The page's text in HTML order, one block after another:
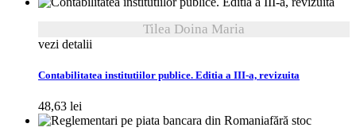
Tilea Doina Maria
vezi detalii
Contabilitatea institutiilor publice. Editia a III-a, revizuita
48,63 lei
fără stoc